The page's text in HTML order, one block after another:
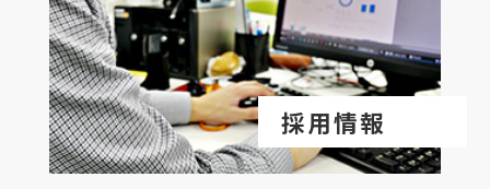
採用情報